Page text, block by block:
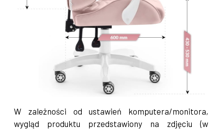
W zależności od ustawień komputera/monitora,
wygląd produktu przedstawiony na zdjęciu (w